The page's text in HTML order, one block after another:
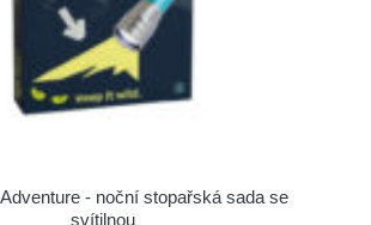
- noční stopařská sada se
svítilnou